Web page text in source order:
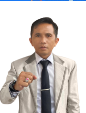
" JAWARA (Jago